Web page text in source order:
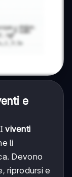
e
Iviventi
li
Devono
riprodursi e